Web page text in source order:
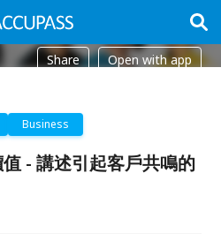
Share Open with app
Business
- 講述引起客戶共鳴的